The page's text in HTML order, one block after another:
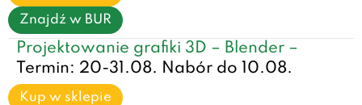
Znajdź w BUR
Projektowanie grafiki 3D – Blender –
Termin: 20-31.08. Nabór do 10.08.
Kup w sklepie